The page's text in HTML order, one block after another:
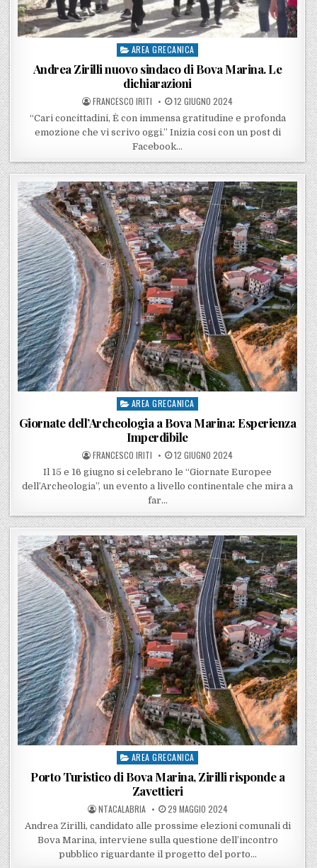
Posted in
AREA GRECANICA
Andrea Zirilli nuovo sindaco di Bova Marina. Le
dichiarazioni
POSTED BY
FRANCESCO IRITI POSTED ON
12 GIUGNO 2024
“Cari concittadini, È con immensa gratitudine e profonda
emozione che vi scrivo oggi.” Inizia cosi con un post di
Facebook…
Posted in
AREA GRECANICA
Giornate dell’Archeologia a Bova Marina: Esperienza
Imperdibile
POSTED BY
FRANCESCO IRITI POSTED ON
12 GIUGNO 2024
Il 15 e 16 giugno si celebrano le “Giornate Europee
dell’Archeologia”, un evento a livello continentale che mira a
far…
Posted in
AREA GRECANICA
Porto Turistico di Bova Marina, Zirilli risponde a
Zavettieri
POSTED BY
NTACALABRIA POSTED ON
29 MAGGIO 2024
Andrea Zirilli, candidato alle prossime elezioni comunali di
Bova Marina, interviene sulla questione dell’incontro
pubblico riguardante il progetto del porto…